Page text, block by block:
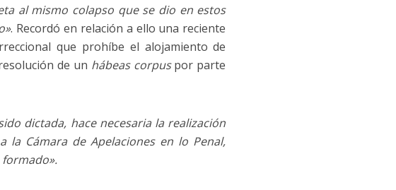
al mismo colapso que se dio en estos
. Recordó en relación a ello una reciente
que prohíbe el alojamiento de
de un hábeas corpuspor parte
dictada, hace necesaria la realización
Cámara de Apelaciones en lo Penal,